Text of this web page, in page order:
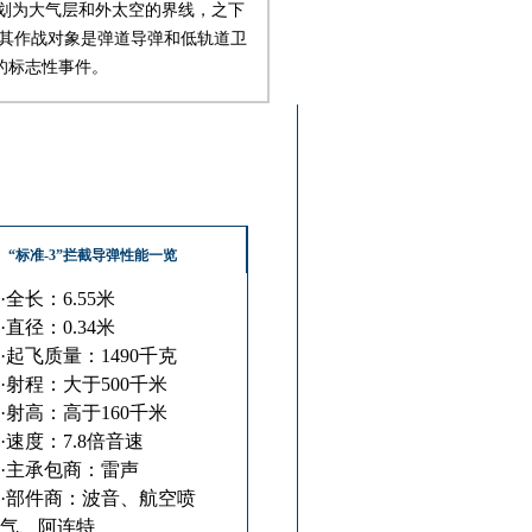
为大气层和外太空的界线，之下
作战对象是弹道导弹和低轨道卫
志性事件。
“标准-3”拦截导弹性能一览
·全长：6.55米
·直径：0.34米
·起飞质量：1490千克
·射程：大于500千米
·射高：高于160千米
·速度：7.8倍音速
·主承包商：雷声
·部件商：波音、航空喷
气、阿连特